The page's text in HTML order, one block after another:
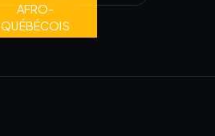
AFRO-
QUÉBÉCOIS